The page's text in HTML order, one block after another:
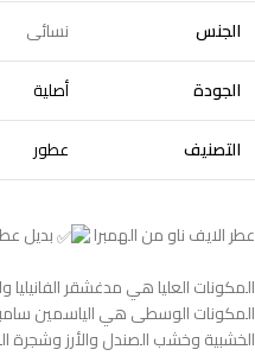
الجنس
نسائى
الجودة
أصلية
التصنيف
عطور
عطر الايف ناو من الهمبرا
بديل
المكونات العليا هي مدغشقر
المكونات الوسطى هي الياسمين
الخشبية وخشب الصندل والأرز وشجرة